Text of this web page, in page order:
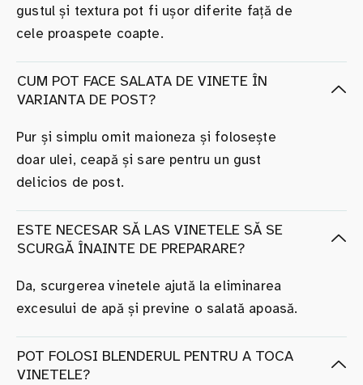
gustul și textura pot fi ușor diferite față de
cele proaspete coapte.
CUM POT FACE SALATA DE VINETE ÎN
VARIANTA DE POST?
Pur și simplu omit maioneza și folosește
doar ulei, ceapă și sare pentru un gust
delicios de post.
ESTE NECESAR SĂ LAS VINETELE SĂ SE
SCURGĂ ÎNAINTE DE PREPARARE?
Da, scurgerea vinetele ajută la eliminarea
excesului de apă și previne o salată apoasă.
POT FOLOSI BLENDERUL PENTRU A TOCA
VINETELE?